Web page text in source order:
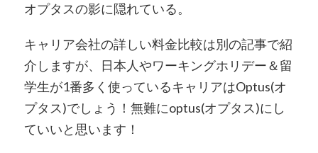
オプタスの影に隠れている。
キャリア会社の詳しい料金比較は別の記事で紹
介しますが、日本人やワーキングホリデー＆留
学生が1番多く使っているキャリアはOptus(オ
プタス)でしょう！無難にoptus(オプタス)にし
ていいと思います！